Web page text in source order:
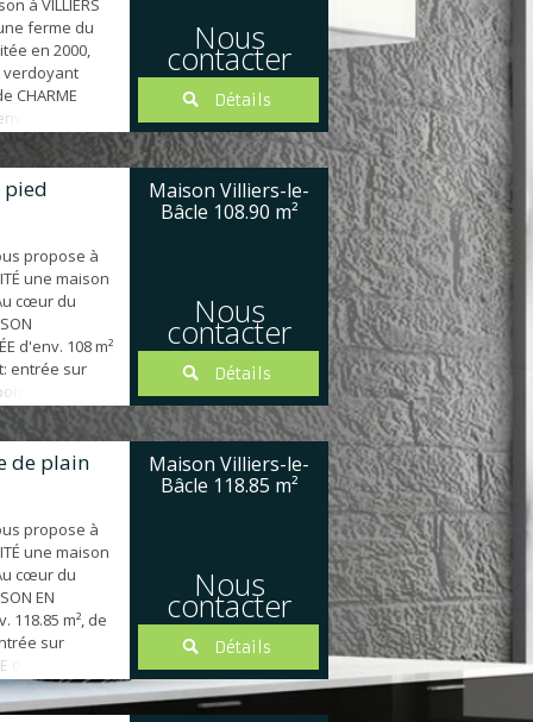
à VILLIERS
ferme du
en 2000,
verdoyant
CHARME
120 m²
ouvert sur
étage, 3
wc.
Le tout sur
Nous
contacter
Détails
pied
propose à
une maison
Au cœur du
d'env. 108 m²
entrée sur
ouvert sur
SUD, salle
avec
bureau /
Maison Villiers-le-
Bâcle 108.90 m²
Nous
contacter
Détails
de plain
propose à
une maison
Au cœur du
EN
118.85 m², de
sur
ouvert sur
JARDIN,
cellier
Maison Villiers-le-
Bâcle 118.85 m²
Nous
contacter
Détails